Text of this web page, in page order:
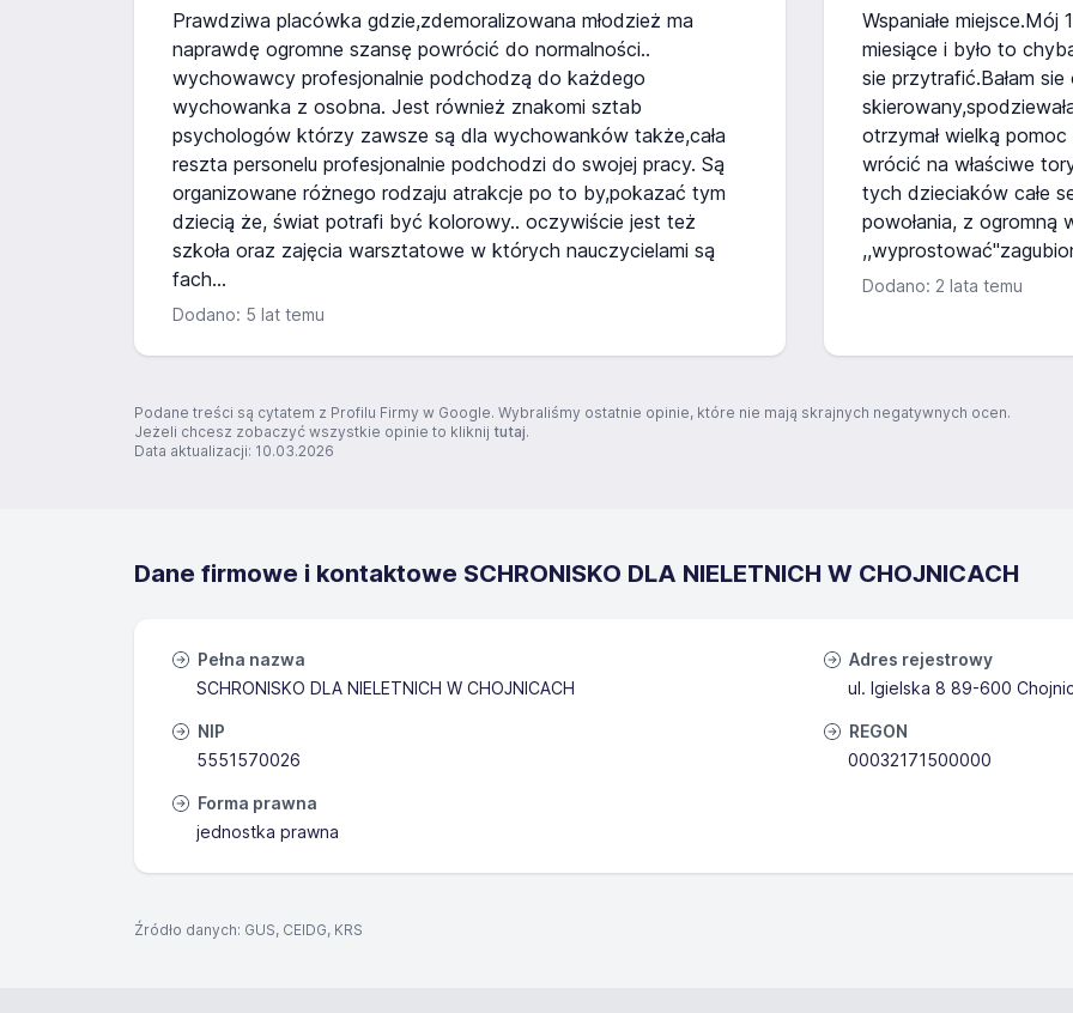
Prawdziwa placówka gdzie,zdemoralizowana młodzież ma
naprawdę ogromne szansę powrócić do normalności..
wychowawcy profesjonalnie podchodzą do każdego
wychowanka z osobna. Jest również znakomi sztab
psychologów którzy zawsze są dla wychowanków także,cała
reszta personelu profesjonalnie podchodzi do swojej pracy. Są
organizowane różnego rodzaju atrakcje po to by,pokazać tym
dziecią że, świat potrafi być kolorowy.. oczywiście jest też
szkoła oraz zajęcia warsztatowe w których nauczycielami są
fach...
Dodano: 5 lat temu
Wspaniałe
miesiące i było to
sie przytrafić.Bałam
otrzymał wielką
wrócić na właściwe
tych dzieciaków całe
powołania, z ogromną
Dodano: 2 lata temu
Podane treści są cytatem z Profilu Firmy w Google. Wybraliśmy ostatnie opinie, które nie mają skrajnych negatywnych ocen.
Jeżeli chcesz zobaczyć wszystkie opinie to kliknij tutaj.
Data aktualizacji: 10.03.2026
Dane firmowe i kontaktowe SCHRONISKO DLA NIELETNICH W CHOJNICACH
Pełna nazwa
SCHRONISKO DLA NIELETNICH W CHOJNICACH
Adres rejestrowy
ul. Igielska 8 89-600
NIP
5551570026
REGON
00032171500000
Forma prawna
jednostka prawna
Źródło danych: GUS, CEIDG, KRS